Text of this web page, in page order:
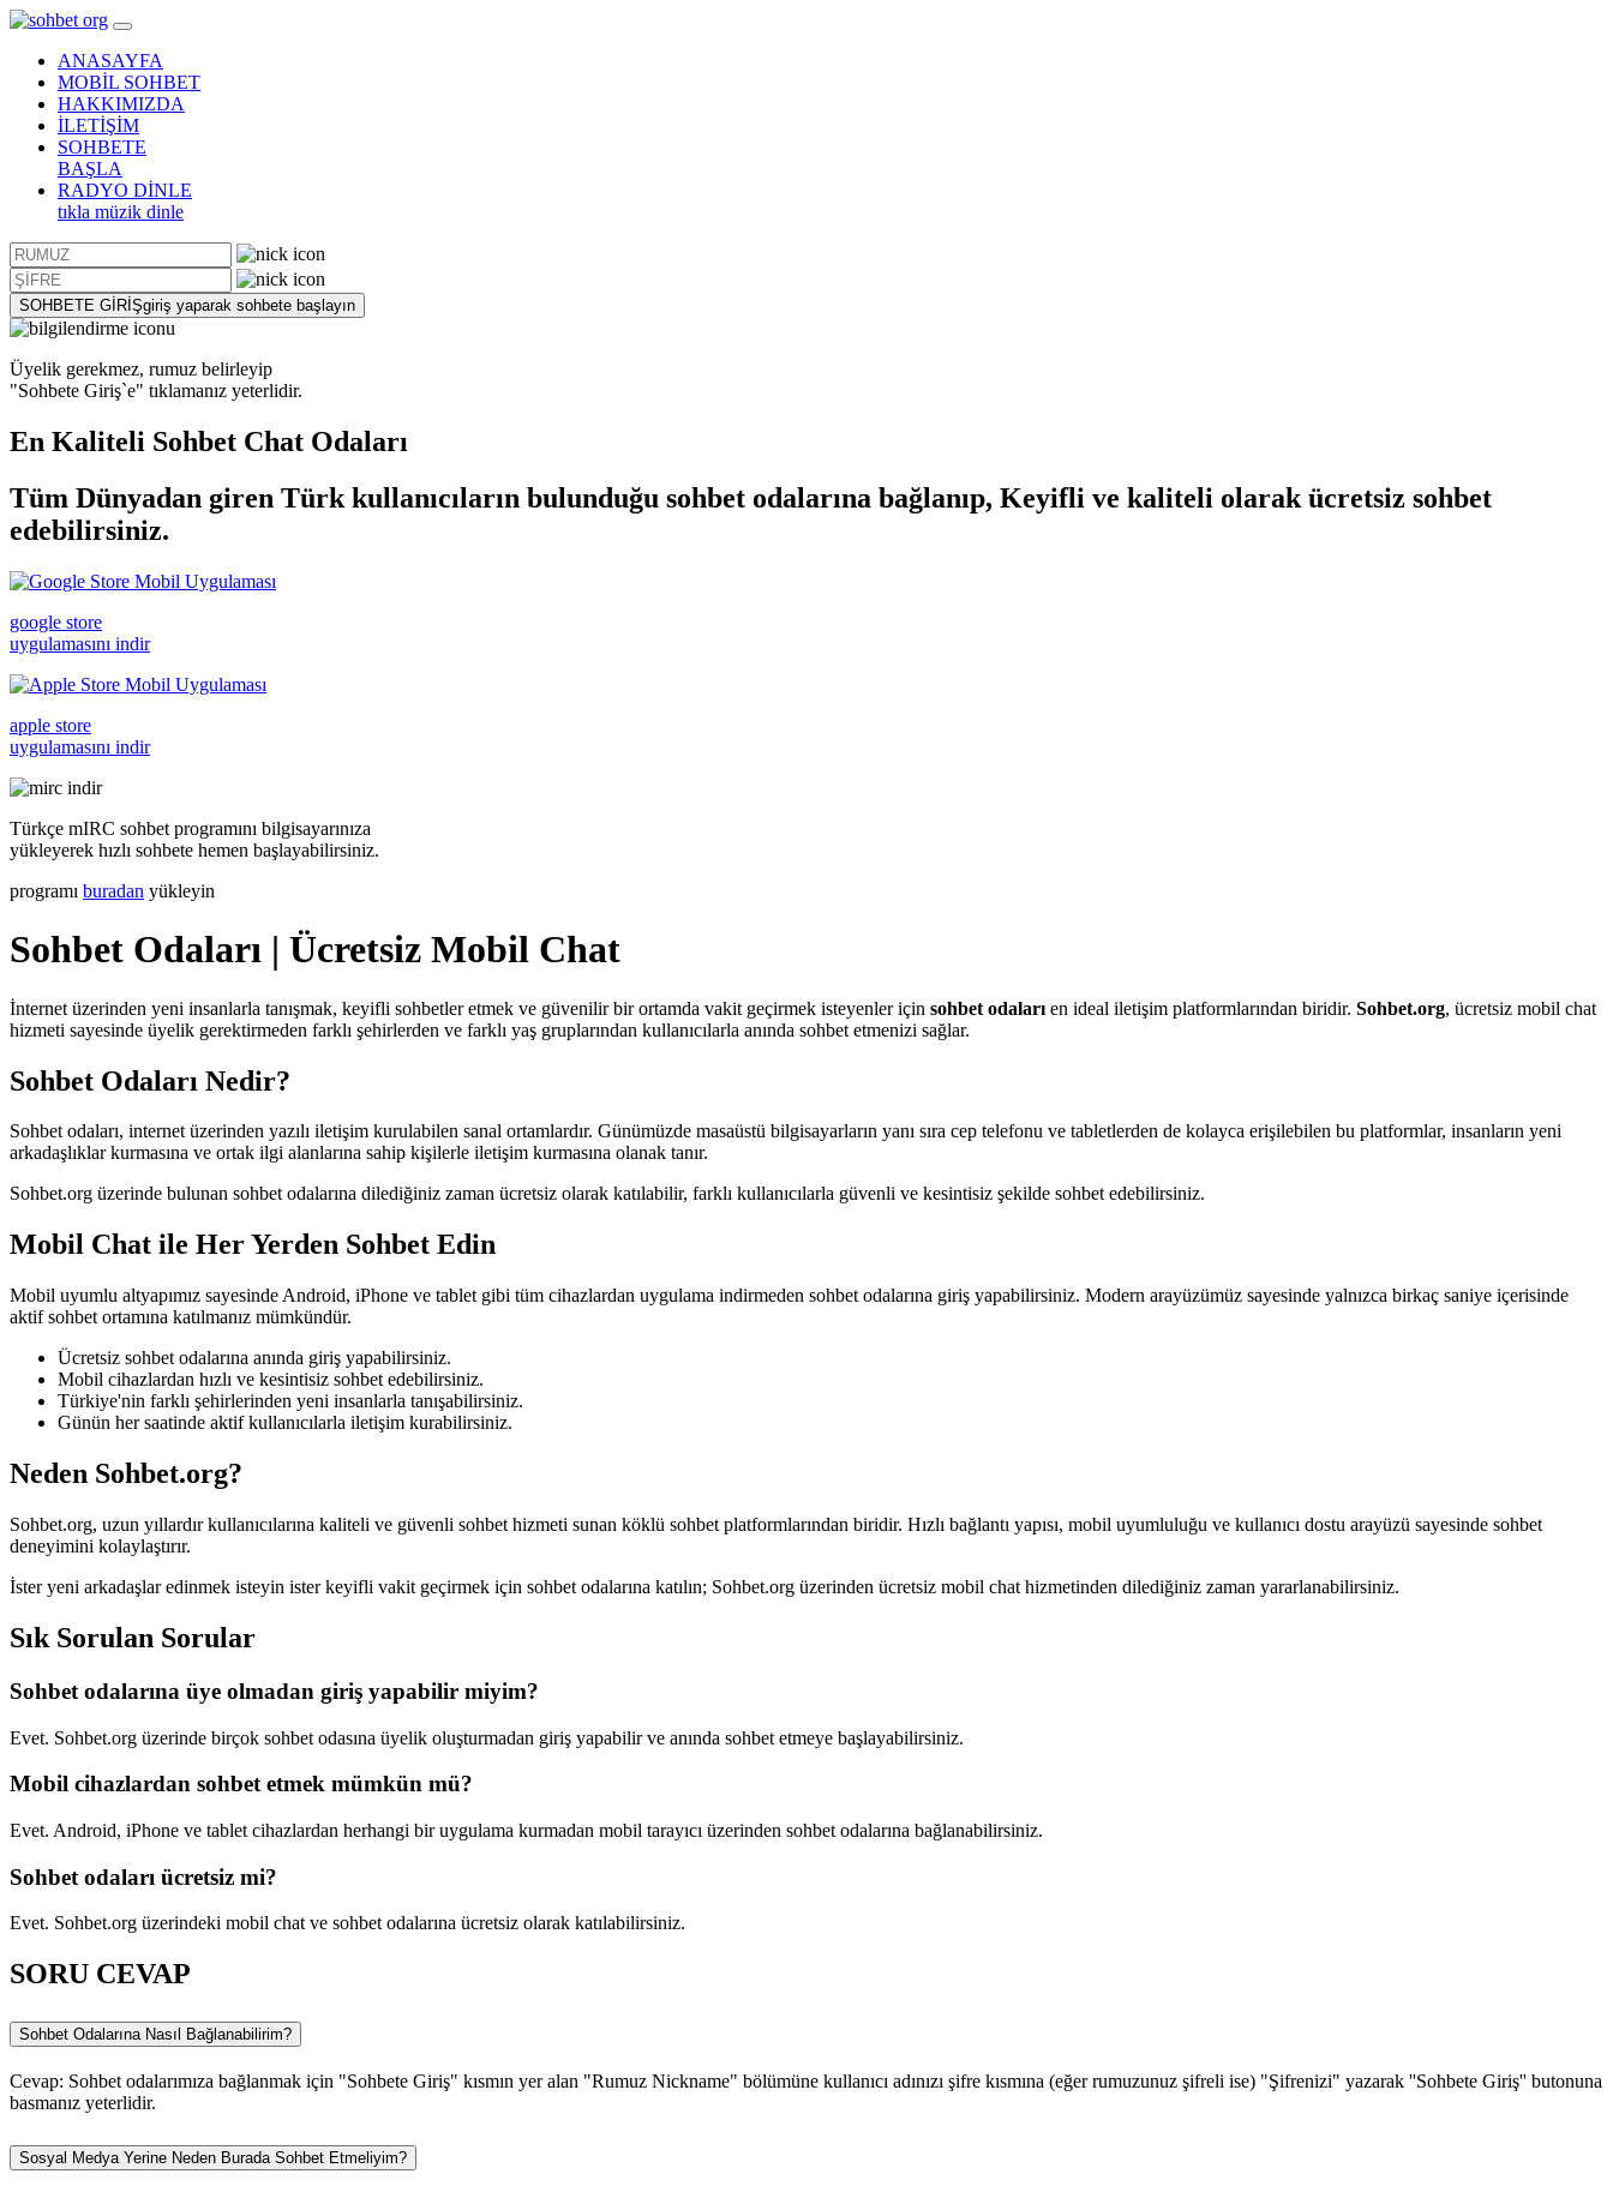
ANASAYFA
MOBİL SOHBET
HAKKIMIZDA
İLETİŞİM
SOHBETE
BAŞLA
RADYO DİNLE
tıkla müzik dinle
SOHBETE GİRİŞgiriş yaparak sohbete başlayın
Üyelik gerekmez, rumuz belirleyip
"Sohbete Giriş`e" tıklamanız yeterlidir.
En Kaliteli Sohbet Chat Odaları
Tüm Dünyadan giren Türk kullanıcıların bulunduğu sohbet odalarına bağlanıp, Keyifli ve kaliteli olarak ücretsiz sohbet
edebilirsiniz.
google store
uygulamasını indir
apple store
uygulamasını indir
Türkçe mIRC sohbet programını bilgisayarınıza
yükleyerek hızlı sohbete hemen başlayabilirsiniz.
programı buradan yükleyin
Sohbet Odaları | Ücretsiz Mobil Chat
İnternet üzerinden yeni insanlarla tanışmak, keyifli sohbetler etmek ve güvenilir bir ortamda vakit geçirmek isteyenler için sohbet odaları en ideal iletişim platformlarından biridir. Sohbet.org, ücretsiz mobil chat
hizmeti sayesinde üyelik gerektirmeden farklı şehirlerden ve farklı yaş gruplarından kullanıcılarla anında sohbet etmenizi sağlar.
Sohbet Odaları Nedir?
Sohbet odaları, internet üzerinden yazılı iletişim kurulabilen sanal ortamlardır. Günümüzde masaüstü bilgisayarların yanı sıra cep telefonu ve tabletlerden de kolayca erişilebilen bu platformlar, insanların yeni
arkadaşlıklar kurmasına ve ortak ilgi alanlarına sahip kişilerle iletişim kurmasına olanak tanır.
Sohbet.org üzerinde bulunan sohbet odalarına dilediğiniz zaman ücretsiz olarak katılabilir, farklı kullanıcılarla güvenli ve kesintisiz şekilde sohbet edebilirsiniz.
Mobil Chat ile Her Yerden Sohbet Edin
Mobil uyumlu altyapımız sayesinde Android, iPhone ve tablet gibi tüm cihazlardan uygulama indirmeden sohbet odalarına giriş yapabilirsiniz. Modern arayüzümüz sayesinde yalnızca birkaç saniye içerisinde
aktif sohbet ortamına katılmanız mümkündür.
Ücretsiz sohbet odalarına anında giriş yapabilirsiniz.
Mobil cihazlardan hızlı ve kesintisiz sohbet edebilirsiniz.
Türkiye'nin farklı şehirlerinden yeni insanlarla tanışabilirsiniz.
Günün her saatinde aktif kullanıcılarla iletişim kurabilirsiniz.
Neden Sohbet.org?
Sohbet.org, uzun yıllardır kullanıcılarına kaliteli ve güvenli sohbet hizmeti sunan köklü sohbet platformlarından biridir. Hızlı bağlantı yapısı, mobil uyumluluğu ve kullanıcı dostu arayüzü sayesinde sohbet
deneyimini kolaylaştırır.
İster yeni arkadaşlar edinmek isteyin ister keyifli vakit geçirmek için sohbet odalarına katılın; Sohbet.org üzerinden ücretsiz mobil chat hizmetinden dilediğiniz zaman yararlanabilirsiniz.
Sık Sorulan Sorular
Sohbet odalarına üye olmadan giriş yapabilir miyim?
Evet. Sohbet.org üzerinde birçok sohbet odasına üyelik oluşturmadan giriş yapabilir ve anında sohbet etmeye başlayabilirsiniz.
Mobil cihazlardan sohbet etmek mümkün mü?
Evet. Android, iPhone ve tablet cihazlardan herhangi bir uygulama kurmadan mobil tarayıcı üzerinden sohbet odalarına bağlanabilirsiniz.
Sohbet odaları ücretsiz mi?
Evet. Sohbet.org üzerindeki mobil chat ve sohbet odalarına ücretsiz olarak katılabilirsiniz.
SORU CEVAP
Sohbet Odalarına Nasıl Bağlanabilirim?
Cevap: Sohbet odalarımıza bağlanmak için "Sohbete Giriş" kısmın yer alan "Rumuz Nickname" bölümüne kullanıcı adınızı şifre kısmına (eğer rumuzunuz şifreli ise) "Şifrenizi" yazarak ''Sohbete Giriş'' butonuna
basmanız yeterlidir.
Sosyal Medya Yerine Neden Burada Sohbet Etmeliyim?